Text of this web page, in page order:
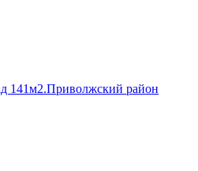
141м2.Приволжский район